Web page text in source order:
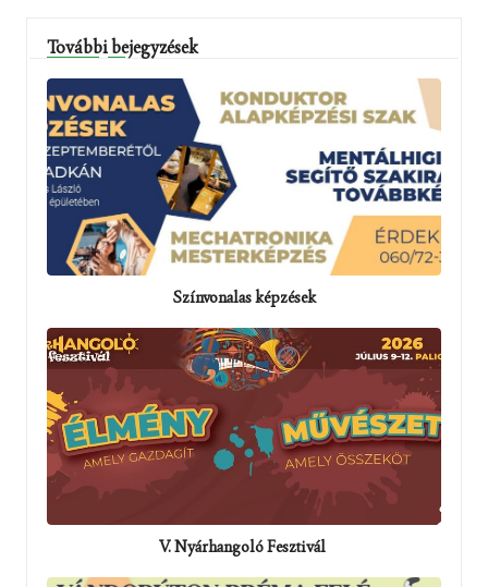
További bejegyzések
Színvonalas képzések
V. Nyárhangoló Fesztivál